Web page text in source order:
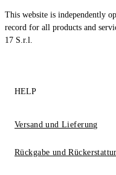
This website is independently
record for all products and
17 S.r.l.
HELP
Versand und Lieferung
Rückgabe und